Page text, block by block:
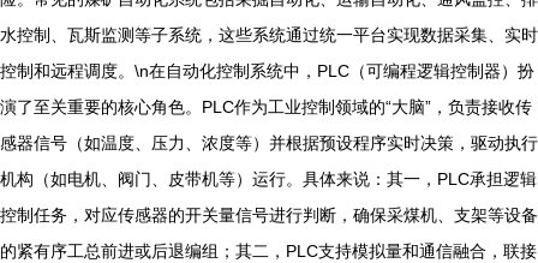
水控制、瓦斯监测等子系统，这些系统通过统一平台实现数据采集、实时
控制和远程调度。\n在自动化控制系统中，PLC（可编程逻辑控制器）扮
演了至关重要的核心角色。PLC作为工业控制领域的“大脑”，负责接收传
感器信号（如温度、压力、浓度等）并根据预设程序实时决策，驱动执行
机构（如电机、阀门、皮带机等）运行。具体来说：其一，PLC承担逻辑
控制任务，对应传感器的开关量信号进行判断，确保采煤机、支架等设备
的紧有序工总前进或后退编组；其二，PLC支持模拟量和通信融合，联接